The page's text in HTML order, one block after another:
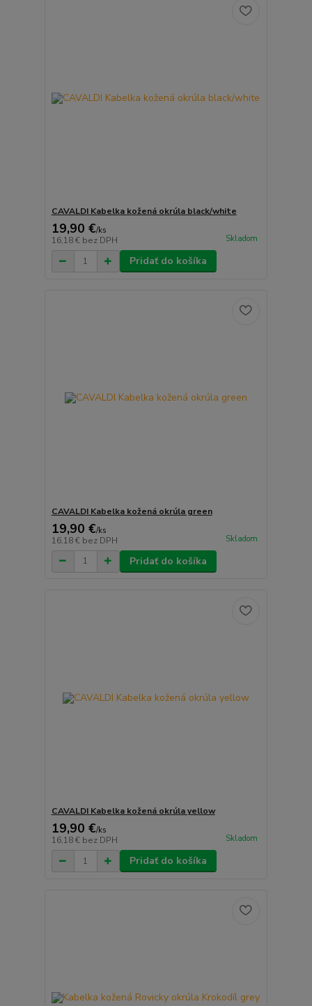
CAVALDI Kabelka kožená okrúla black/white
19,90 €/ks
16,18 € bez DPH Skladom
Pridať do košíka
CAVALDI Kabelka kožená okrúla green
19,90 €/ks
16,18 € bez DPH Skladom
Pridať do košíka
CAVALDI Kabelka kožená okrúla yellow
19,90 €/ks
16,18 € bez DPH Skladom
Pridať do košíka